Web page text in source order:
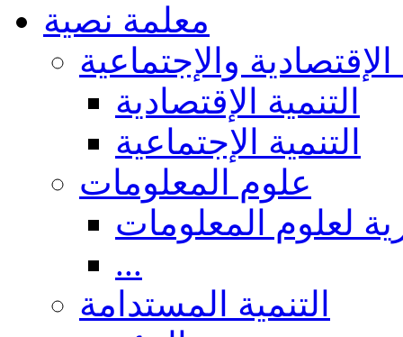
معلمة نصية
الإقتصادية والإجتماعية
التنمية الإقتصادية
التنمية الإجتماعية
علوم المعلومات
لعلوم المعلومات
...
التنمية المستدامة